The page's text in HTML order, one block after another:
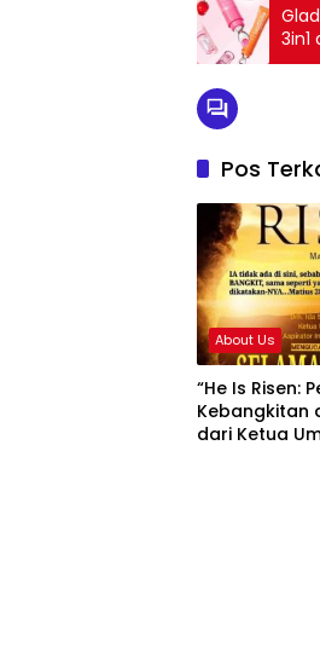
Pos
About Us
“He Is Risen:
Kebangkitan
dari Ketua